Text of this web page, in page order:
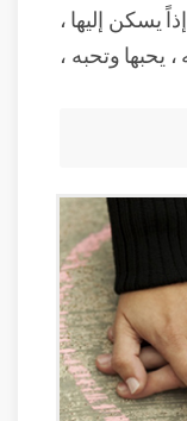
يسكن إليها ،
يحبها وتحبه ،